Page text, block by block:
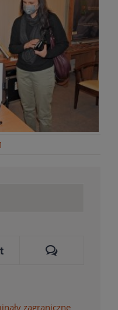
Comments
zagraniczne